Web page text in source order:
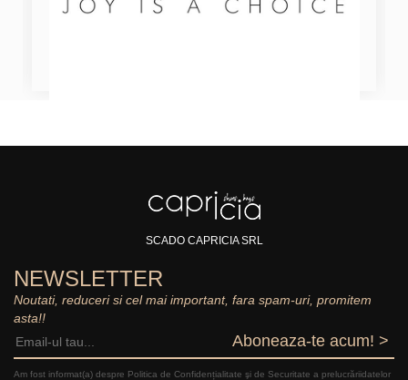
SCADO CAPRICIA SRL
NEWSLETTER
Noutati, reduceri si cel mai important, fara spam-uri, promitem
asta!!
Aboneaza-te acum! >
Am fost informat(a) despre Politica de Confidențialitate şi de Securitate a prelucrăriidatelor